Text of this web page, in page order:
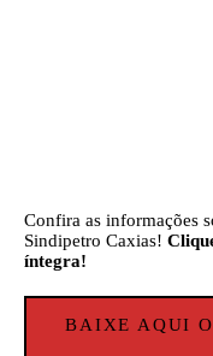
Confira as informações
Sindipetro Caxias!
íntegra!
BAIXE AQUI